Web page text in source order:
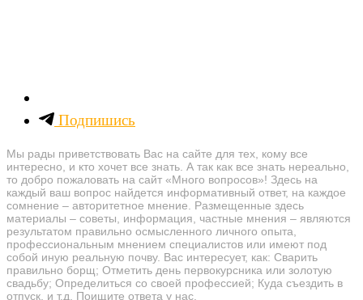
Подпишись
Мы рады приветствовать Вас на сайте для тех, кому все
интересно, и кто хочет все знать. А так как все знать нереально,
то добро пожаловать на сайт «Много вопросов»! Здесь на
каждый ваш вопрос найдется информативный ответ, на каждое
сомнение – авторитетное мнение. Размещенные здесь
материалы – советы, информация, частные мнения – являются
результатом правильно осмысленного личного опыта,
профессиональным мнением специалистов или имеют под
собой иную реальную почву. Вас интересует, как: Сварить
правильно борщ; Отметить день первокурсника или золотую
свадьбу; Определиться со своей профессией; Куда съездить в
отпуск, и т.д. Поищите ответа у нас.